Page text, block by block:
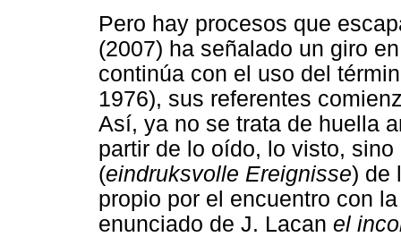
Pero hay procesos que
(2007) ha señalado un giro
continúa con el uso del
1976), sus referentes
Así, ya no se trata de huella
partir de lo oído, lo visto,
(eindruksvolle Ereignisse) de
propio por el encuentro con
enunciado de J. Lacan el